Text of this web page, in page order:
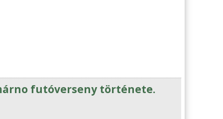
futóverseny története.